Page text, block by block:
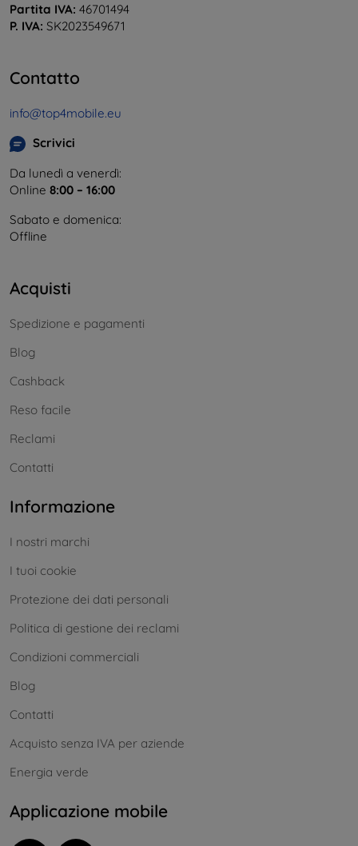
Partita IVA: 46701494
P. IVA: SK2023549671
Contatto
info@top4mobile.eu
Scrivici
Da lunedì a venerdì:
Online 8:00 – 16:00
Sabato e domenica:
Offline
Acquisti
Spedizione e pagamenti
Blog
Cashback
Reso facile
Reclami
Contatti
Informazione
I nostri marchi
I tuoi cookie
Protezione dei dati personali
Politica di gestione dei reclami
Condizioni commerciali
Blog
Contatti
Acquisto senza IVA per aziende
Energia verde
Applicazione mobile